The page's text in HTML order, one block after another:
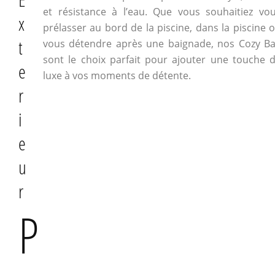
x
t
e
r
i
e
u
r
P
et résistance à l’eau. Que vous souhaitiez
prélasser au bord de la piscine, dans la piscine
vous détendre après une baignade, nos Cozy
sont le choix parfait pour ajouter une touche
luxe à vos moments de détente.